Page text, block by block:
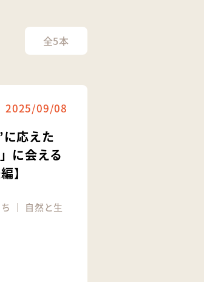
全5本
2025/09/08
応えた
に会える
】
｜ 自然と生